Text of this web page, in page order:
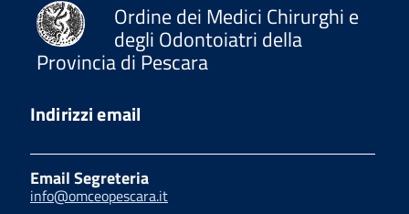
Ordine dei Medici Chirurghi e
degli Odontoiatri della
Provincia di Pescara
Indirizzi email
Email Segreteria
info@omceopescara.it